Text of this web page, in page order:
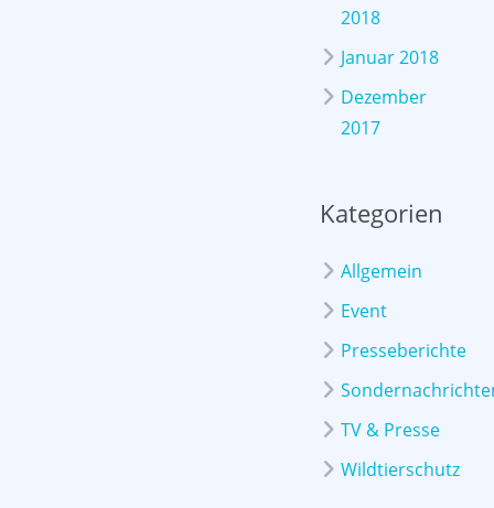
2018
Januar 2018
Dezember
2017
Kategorien
Allgemein
Event
Presseberichte
TV & Presse
Wildtierschutz